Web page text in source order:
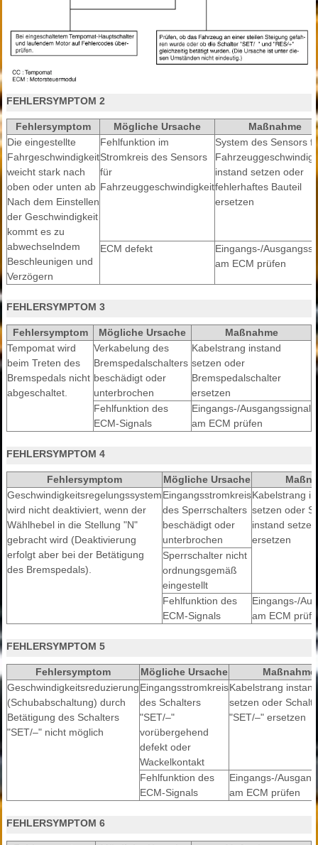
FEHLERSYMPTOM 2
Fehlersymptom Mögliche Ursache
Maßnahme
Die eingestellte
Fahrgeschwindigkeit
weicht stark nach
oben oder unten ab
Nach dem Einstellen
der Geschwindigkeit
kommt es zu
abwechselndem
Beschleunigen und
Verzögern
Fehlfunktion im
Stromkreis des Sensors
für
Fahrzeuggeschwindigkeit
System des Sensors
instand setzen oder
fehlerhaftes Bauteil
ersetzen
ECM defekt
Eingangs-/
am ECM prüfen
FEHLERSYMPTOM 3
Fehlersymptom Mögliche Ursache
Maßnahme
Tempomat wird
beim Treten des
Bremspedals nicht
abgeschaltet.
Verkabelung des
Bremspedalschalters
beschädigt oder
unterbrochen
Kabelstrang instand
setzen oder
Bremspedalschalter
ersetzen
Fehlfunktion des
ECM-Signals
Eingangs-/Ausgangssignal
am ECM prüfen
FEHLERSYMPTOM 4
Fehlersymptom Mögliche Ursache
Geschwindigkeitsregelungssystem
wird nicht deaktiviert, wenn der
Wählhebel in die Stellung "N"
gebracht wird (Deaktivierung
erfolgt aber bei der Betätigung
des Bremspedals).
Eingangsstromkreis
des Sperrschalters
beschädigt oder
unterbrochen
Kabelstrang
setzen oder
instand
ersetzen
Sperrschalter nicht
ordnungsgemäß
eingestellt
Fehlfunktion des
ECM-Signals
Eingangs-/
am ECM
FEHLERSYMPTOM 5
Fehlersymptom Mögliche Ursache
Maßnahme
Geschwindigkeitsreduzierung
(Schubabschaltung) durch
Betätigung des Schalters
"SET/–" nicht möglich
Eingangsstromkreis
des Schalters
"SET/–"
vorübergehend
defekt oder
Wackelkontakt
Kabelstrang instand
setzen oder
"SET/–" ersetzen
Fehlfunktion des
ECM-Signals
Eingangs-/
am ECM prüfen
FEHLERSYMPTOM 6